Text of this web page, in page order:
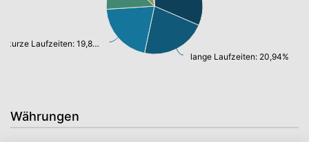
lange Laufzeiten: 20,94%
kurze Laufzeiten: 19,81%
Währungen